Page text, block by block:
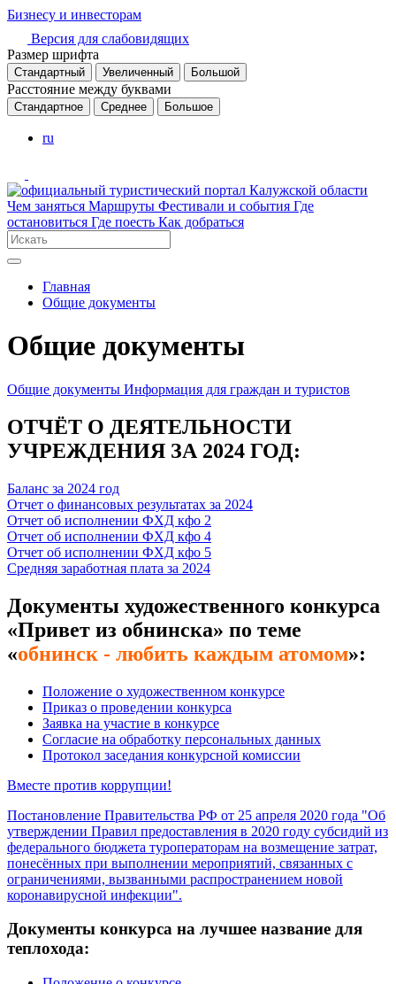
Бизнесу и инвесторам
Версия для слабовидящих
Размер шрифта
Стандартный Увеличенный Большой
Расстояние между буквами
Стандартное Среднее Большое
ru
Чем заняться Маршруты Фестивали и события Где
остановиться Где поесть Как добраться
Главная
Общие документы
Общие документы
Общие документы Информация для граждан и туристов
ОТЧЁТ О ДЕЯТЕЛЬНОСТИ
УЧРЕЖДЕНИЯ ЗА 2024 ГОД:
Баланс за 2024 год
Отчет о финансовых результатах за 2024
Отчет об исполнении ФХД кфо 2
Отчет об исполнении ФХД кфо 4
Отчет об исполнении ФХД кфо 5
Средняя заработная плата за 2024
Документы художественного конкурса
«Привет из обнинска» по теме
«обнинск - любить каждым атомом»:
Положение о художественном конкурсе
Приказ о проведении конкурса
Заявка на участие в конкурсе
Согласие на обработку персональных данных
Протокол заседания конкурсной комиссии
Вместе против коррупции!
Постановление Правительства РФ от 25 апреля 2020 года "Об
утверждении Правил предоставления в 2020 году субсидий из
федерального бюджета туроператорам на возмещение затрат,
понесённых при выполнении мероприятий, связанных с
ограничениями, вызванными распространением новой
коронавирусной инфекции".
Документы конкурса на лучшее название для
теплохода: